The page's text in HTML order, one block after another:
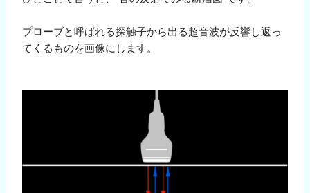
プローブと呼ばれる探触子から出る超音波が反響し返っ
てくるものを画像にします。